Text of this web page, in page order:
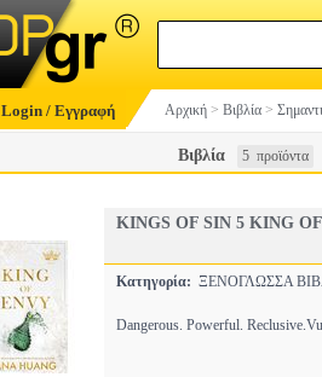
Login / Εγγραφή Αρχική > Βιβλία >
Βιβλία 5 προϊόντα
KINGS OF SIN 5 KING
Κατηγορία: ΞΕΝΟΓΛΩΣΣΑ
Dangerous. Powerful.